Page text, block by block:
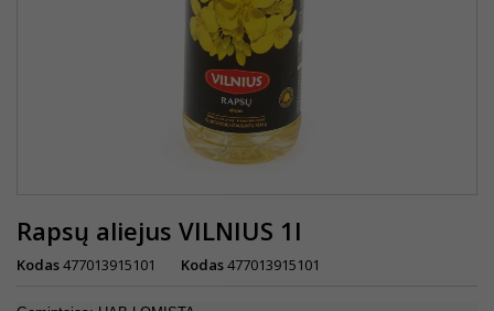
Rapsų aliejus VILNIUS 1l
Kodas477013915101 Kodas477013915101